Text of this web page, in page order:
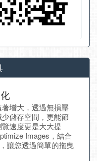
增大，透過無損壓
儲存空間，更能節
速度更是大大提
Images，結合
讓您透過簡單的拖曳